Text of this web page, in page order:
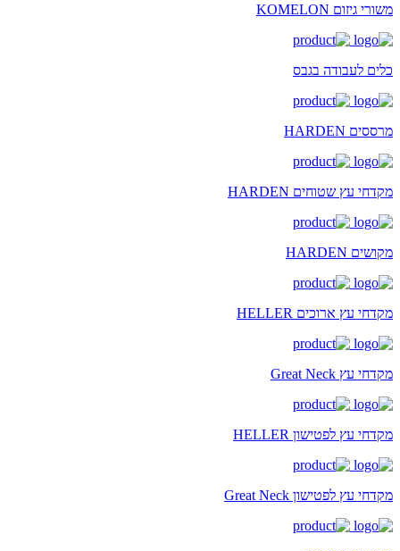
משורי גיזום KOMELON
כלים לעבודה בגבס
מרססים HARDEN
מקדחי עץ שטוחים HARDEN
מקושים HARDEN
מקדחי עץ ארוכים HELLER
מקדחי עץ Great Neck
מקדחי עץ לפטישון HELLER
מקדחי עץ לפטישון Great Neck